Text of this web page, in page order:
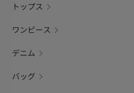
トップス
ワンピース
デニム
バッグ